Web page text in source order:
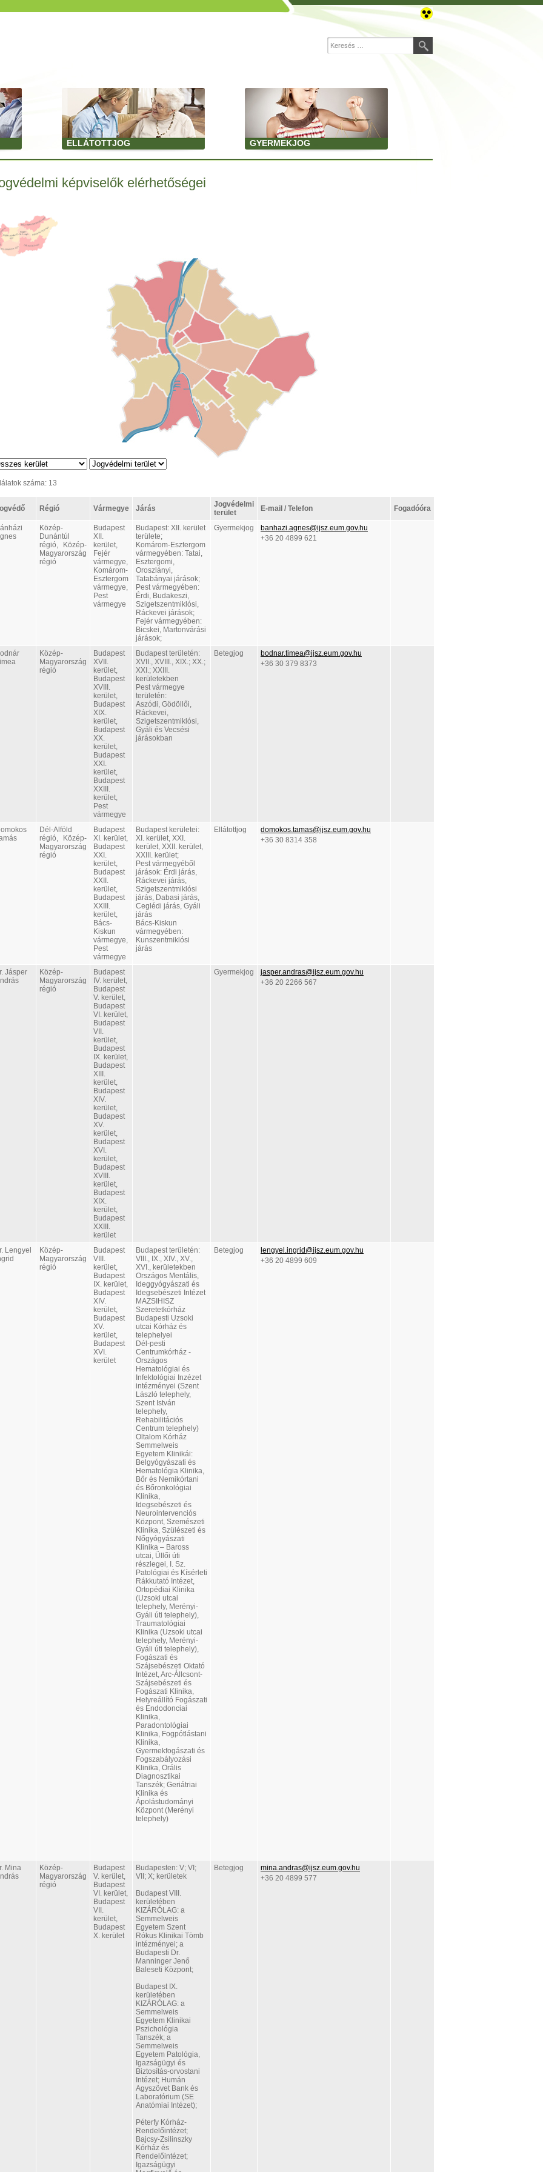
ELLÁTOTTJOG GYERMEKJOG
képviselők elérhetőségei
száma: 13
Régió Vármegye Járás
Jogvédelmi
terület
E-mail / Telefon Fogadóóra
Közép-
Dunántúl
régió, Közép-
Magyarország
régió
Budapest
XII.
kerület,
Fejér
vármegye,
Komárom-
Esztergom
vármegye,
Pest
vármegye
Budapest: XII. kerület
területe;
Komárom-Esztergom
vármegyében: Tatai,
Esztergomi,
Oroszlányi,
Tatabányai járások;
Pest vármegyében:
Érdi, Budakeszi,
Szigetszentmiklósi,
Ráckevei járások;
Fejér vármegyében:
Bicskei, Martonvárási
járások;
Gyermekjog
banhazi.agnes@ijsz.eum.gov.hu
+36 20 4899 621
Közép-
Magyarország
régió
Budapest
XVII.
kerület,
Budapest
XVIII.
kerület,
Budapest
XIX.
kerület,
Budapest
XX.
kerület,
Budapest
XXI.
kerület,
Budapest
XXIII.
kerület,
Pest
vármegye
Budapest területén:
XVII., XVIII., XIX.; XX.;
XXI.; XXIII.
kerületekben
Pest vármegye
területén:
Aszódi, Gödöllői,
Ráckevei,
Szigetszentmiklósi,
Gyáli és Vecsési
járásokban
Betegjog
bodnar.timea@ijsz.eum.gov.hu
+36 30 379 8373
Dél-Alföld
régió, Közép-
Magyarország
régió
Budapest
XI. kerület,
Budapest
XXI.
kerület,
Budapest
XXII.
kerület,
Budapest
XXIII.
kerület,
Bács-
Kiskun
vármegye,
Pest
vármegye
Budapest kerületei:
XI. kerület, XXI.
kerület, XXII. kerület,
XXIII. kerület;
Pest vármegyéből
járások: Érdi járás,
Ráckevei járás,
Szigetszentmiklósi
járás, Dabasi járás,
Ceglédi járás, Gyáli
járás
Bács-Kiskun
vármegyében:
Kunszentmiklósi
járás
Ellátottjog
domokos.tamas@ijsz.eum.gov.hu
+36 30 8314 358
Jásper
Közép-
Magyarország
régió
Budapest
IV. kerület,
Budapest
V. kerület,
Budapest
VI. kerület,
Budapest
VII.
kerület,
Budapest
IX. kerület,
Budapest
XIII.
kerület,
Budapest
XIV.
kerület,
Budapest
XV.
kerület,
Budapest
XVI.
kerület,
Budapest
XVIII.
kerület,
Budapest
XIX.
kerület,
Budapest
XXIII.
kerület
Gyermekjog
jasper.andras@ijsz.eum.gov.hu
+36 20 2266 567
Lengyel
Közép-
Magyarország
régió
Budapest
VIII.
kerület,
Budapest
IX. kerület,
Budapest
XIV.
kerület,
Budapest
XV.
kerület,
Budapest
XVI.
kerület
Budapest területén:
VIII., IX., XIV., XV.,
XVI., kerületekben
Országos Mentális,
Ideggyógyászati és
Idegsebészeti Intézet
MAZSIHISZ
Szeretetkórház
Budapesti Uzsoki
utcai Kórház és
telephelyei
Dél-pesti
Centrumkórház -
Országos
Hematológiai és
Infektológiai Inzézet
intézményei (Szent
László telephely,
Szent István
telephely,
Rehabilitációs
Centrum telephely)
Oltalom Kórház
Semmelweis
Egyetem Klinikái:
Belgyógyászati és
Hematológia Klinika,
Bőr és Nemikórtani
és Bőronkológiai
Klinika,
Idegsebészeti és
Neurointervenciós
Központ, Szemészeti
Klinika, Szülészeti és
Nőgyógyászati
Klinika – Baross
utcai, Üllői úti
részlegei, I. Sz.
Patológiai és Kísérleti
Rákkutató Intézet,
Ortopédiai Klinika
(Uzsoki utcai
telephely, Merényi-
Gyáli úti telephely),
Traumatológiai
Klinika (Uzsoki utcai
telephely, Merényi-
Gyáli úti telephely),
Fogászati és
Szájsebészeti Oktató
Intézet, Arc-Állcsont-
Szájsebészeti és
Fogászati Klinika,
Helyreállító Fogászati
és Endodonciai
Klinika,
Paradontológiai
Klinika, Fogpótlástani
Klinika,
Gyermekfogászati és
Fogszabályozási
Klinika, Orális
Diagnosztikai
Tanszék; Geriátriai
Klinika és
Ápolástudományi
Központ (Merényi
telephely)
Betegjog
lengyel.ingrid@ijsz.eum.gov.hu
+36 20 4899 609
Mina
Közép-
Magyarország
régió
Budapest
V. kerület,
Budapest
VI. kerület,
Budapest
VII.
kerület,
Budapest
X. kerület
Budapesten: V; VI;
VII; X; kerületek
Budapest VIII.
kerületében
KIZÁRÓLAG: a
Semmelweis
Egyetem Szent
Rókus Klinikai Tömb
intézményei; a
Budapesti Dr.
Manninger Jenő
Baleseti Központ;
Budapest IX.
kerületében
KIZÁRÓLAG: a
Semmelweis
Egyetem Klinikai
Pszichológia
Tanszék; a
Semmelweis
Egyetem Patológia,
Igazságügyi és
Biztosítás-orvostani
Intézet; Humán
Agyszövet Bank és
Laboratórium (SE
Anatómiai Intézet);
Péterfy Kórház-
Rendelőintézet;
Bajcsy-Zsilinszky
Kórház és
Rendelőintézet;
Igazságügyi
Betegjog
mina.andras@ijsz.eum.gov.hu
+36 20 4899 577